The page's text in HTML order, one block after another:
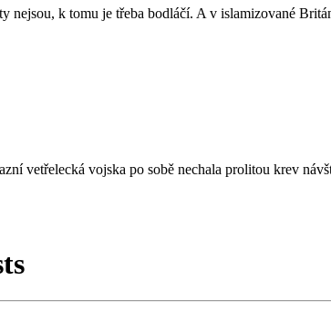
k tomu je třeba bodláčí. A v islamizované
vetřelecká vojska po sobě nechala prolitou krev